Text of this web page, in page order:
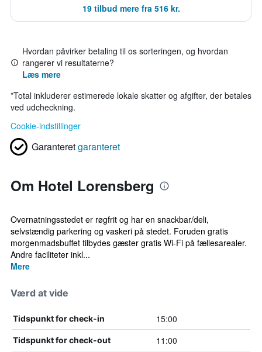
19 tilbud mere fra 516 kr.
Hvordan påvirker betaling til os sorteringen, og hvordan
rangerer vi resultaterne?
Læs mere
*Total inkluderer estimerede lokale skatter og afgifter, der betales
ved udcheckning.
Cookie-indstillinger
Garanteretgaranteret
Om Hotel Lorensberg
Overnatningsstedet er røgfrit og har en snackbar/deli,
selvstændig parkering og vaskeri på stedet. Foruden gratis
morgenmadsbuffet tilbydes gæster gratis Wi-Fi på fællesarealer.
Andre faciliteter inkl...
Mere
Værd at vide
Tidspunkt for check-in 15:00
Tidspunkt for check-out 11:00